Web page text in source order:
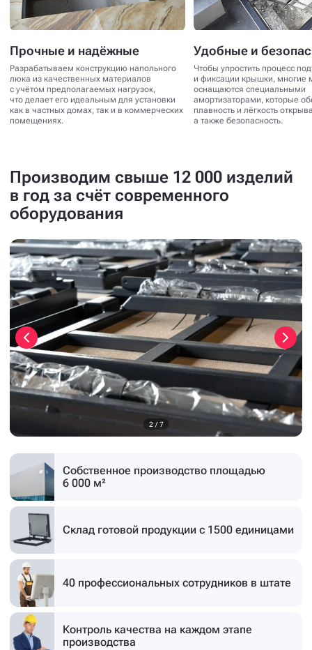
Прочные и надёжные
Разрабатываем конструкцию напольного
люка из качественных материалов
с учётом предполагаемых нагрузок,
что делает его идеальным для установки
как в частных домах, так и в коммерческих
помещениях.
Удобные и
Чтобы упростить процесс
и фиксации крышки, многие
оснащаются специальными
амортизаторами, которые
плавность и лёгкость
а также безопасность.
Производим свыше 12 000 изделий
в год за счёт современного
оборудования
3 / 7
Собственное производство площадью
6 000 м²
Склад готовой продукции с 1500 единицами
40 профессиональных сотрудников в штате
Контроль качества на каждом этапе
производства